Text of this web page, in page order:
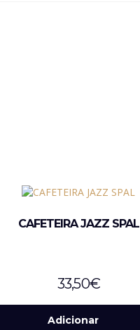
CAFETEIRA JAZZ SPAL
33,50€
Adicionar